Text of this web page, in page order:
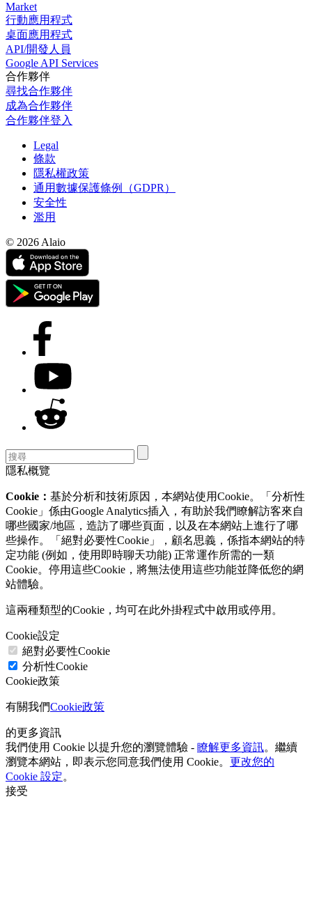
Market
行動應用程式
桌面應用程式
API/開發人員
Google API Services
合作夥伴
尋找合作夥伴
成為合作夥伴
合作夥伴登入
Legal
條款
隱私權政策
通用數據保護條例（GDPR）
安全性
濫用
© 2026 Alaio
隱私概覽
Cookie： 基於分析和技術原因，本網站使用Cookie。「分析性
Cookie」係由Google Analytics插入，有助於我們瞭解訪客來自
哪些國家/地區，造訪了哪些頁面，以及在本網站上進行了哪
些操作。「絕對必要性Cookie」，顧名思義，係指本網站的特
定功能 (例如，使用即時聊天功能) 正常運作所需的一類
Cookie。停用這些Cookie，將無法使用這些功能並降低您的網
站體驗。
這兩種類型的Cookie，均可在此外掛程式中啟用或停用。
Cookie設定
絕對必要性Cookie
分析性Cookie
Cookie政策
有關我們Cookie政策
的更多資訊
我們使用 Cookie 以提升您的瀏覽體驗 - 瞭解更多資訊。繼續
瀏覽本網站，即表示您同意我們使用 Cookie。 更改您的
Cookie 設定。
接受